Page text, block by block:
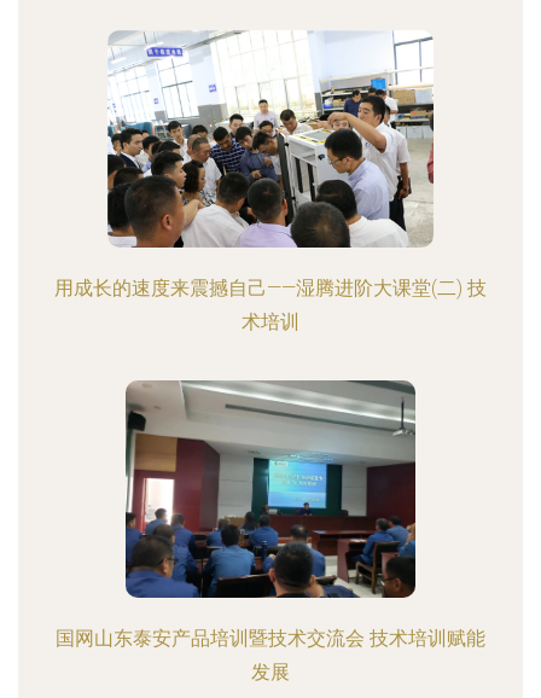
用成长的速度来震撼自己——湿腾进阶大课堂(二) 技
术培训
国网山东泰安产品培训暨技术交流会 技术培训赋能
发展